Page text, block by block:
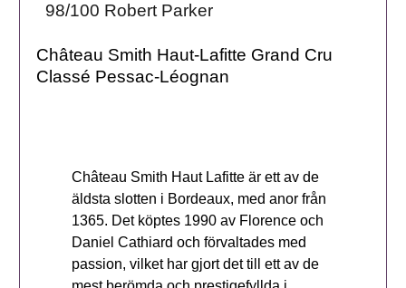
98/100 Robert Parker
Château Smith Haut-Lafitte Grand Cru
Classé Pessac-Léognan
Château Smith Haut Lafitte är ett av de
äldsta slotten i Bordeaux, med anor från
1365. Det köptes 1990 av Florence och
Daniel Cathiard och förvaltades med
passion, vilket har gjort det till ett av de